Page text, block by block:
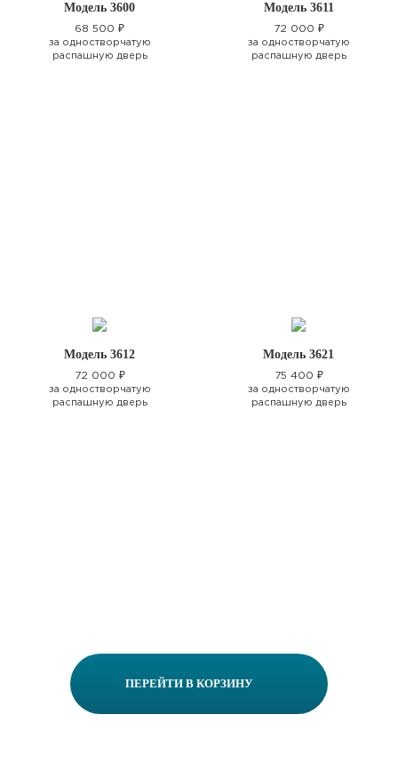
Модель 3600
68 500 ₽
за одностворчатую
распашную дверь
Модель 3611
72 000 ₽
за одностворчатую
распашную дверь
Модель 3612
72 000 ₽
за одностворчатую
распашную дверь
Модель 3621
75 400 ₽
за одностворчатую
распашную дверь
ПЕРЕЙТИ В КОРЗИНУ